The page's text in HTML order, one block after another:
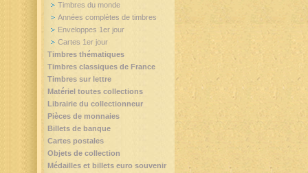
Timbres du monde
Années complètes de timbres
Enveloppes 1er jour
Cartes 1er jour
Timbres thématiques
Timbres classiques de France
Timbres sur lettre
Matériel toutes collections
Librairie du collectionneur
Pièces de monnaies
Billets de banque
Cartes postales
Objets de collection
Médailles et billets euro souvenir